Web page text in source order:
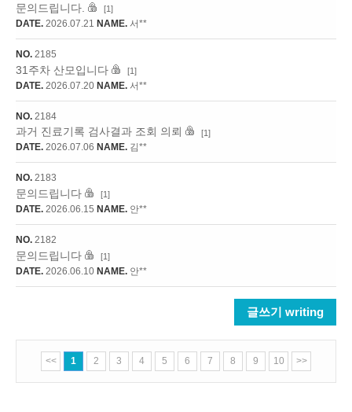
문의드립니다. [1]
DATE. 2026.07.21 NAME. 서**
NO. 2185
31주차 산모입니다 [1]
DATE. 2026.07.20 NAME. 서**
NO. 2184
과거 진료기록 검사결과 조회 의뢰 [1]
DATE. 2026.07.06 NAME. 김**
NO. 2183
문의드립니다 [1]
DATE. 2026.06.15 NAME. 안**
NO. 2182
문의드립니다 [1]
DATE. 2026.06.10 NAME. 안**
글쓰기 writing
<< 1 2 3 4 5 6 7 8 9 10 >>